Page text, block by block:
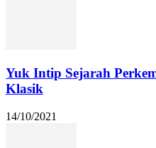
Yuk Intip Sejarah
Klasik
14/10/2021